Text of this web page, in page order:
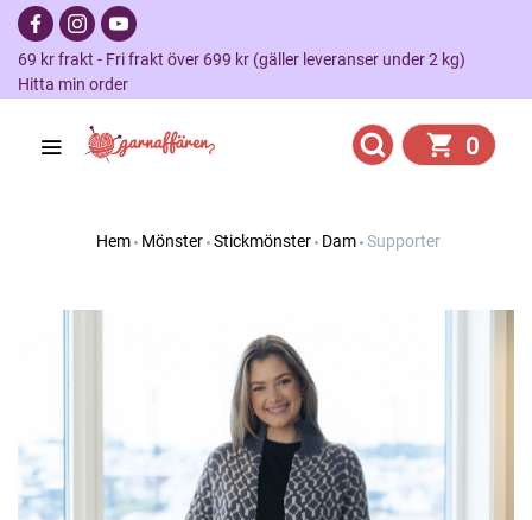
69 kr frakt - Fri frakt över 699 kr (gäller leveranser under 2 kg)
Hitta min order
0
Hem Mönster Stickmönster Dam Supporter